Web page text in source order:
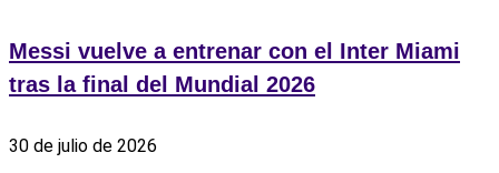
Messi vuelve a entrenar con el Inter Miami
tras la final del Mundial 2026
30 de julio de 2026